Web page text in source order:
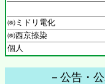
㈱ミドリ電化
㈱西京捺染
個人
－公告・公示